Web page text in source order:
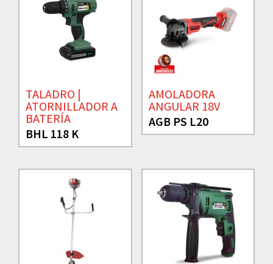
TALADRO |
ATORNILLADOR A
BATERÍA
BHL 118 K
AMOLADORA
ANGULAR 18V
AGB PS L20